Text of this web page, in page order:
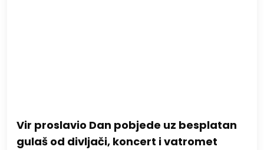
Vir proslavio Dan pobjede uz besplatan
gulaš od divljači, koncert i vatromet